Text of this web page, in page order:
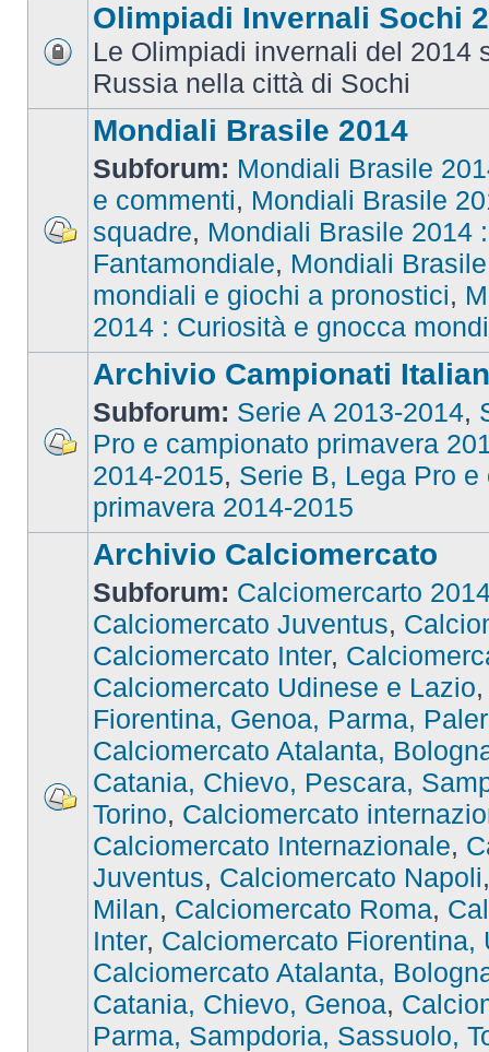
Olimpiadi Invernali Sochi
Le Olimpiadi invernali del 2014
Russia nella città di Sochi
Mondiali Brasile 2014
Subforum: Mondiali Brasile
e commenti, Mondiali Brasile
squadre, Mondiali Brasile 2014
Fantamondiale, Mondiali
mondiali e giochi a pronostici,
2014 : Curiosità e gnocca
Archivio Campionati
Subforum: Serie A 2013-2014,
Pro e campionato primavera
2014-2015, Serie B, Lega Pro e
primavera 2014-2015
Archivio Calciomercato
Subforum: Calciomercarto
Calciomercato Juventus,
Calciomercato Inter,
Calciomercato Udinese e Lazio
Fiorentina, Genoa, Parma,
Calciomercato Atalanta,
Catania, Chievo, Pescara,
Torino, Calciomercato
Calciomercato Internazionale,
Juventus, Calciomercato Napoli
Milan, Calciomercato Roma,
Inter, Calciomercato Fiorentina,
Calciomercato Atalanta,
Catania, Chievo, Genoa,
Parma, Sampdoria, Sassuolo,